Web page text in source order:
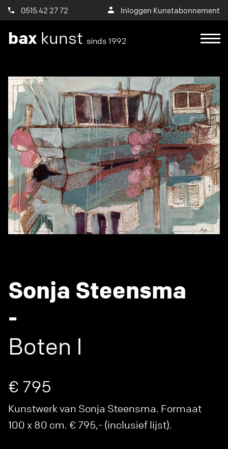
0515 42 27 72 Inloggen Kunstabonnement
bax kunst sinds 1992
Sonja Steensma
-
Boten I
€ 795
Kunstwerk van Sonja Steensma. Formaat
100 x 80 cm. € 795,- (inclusief lijst).